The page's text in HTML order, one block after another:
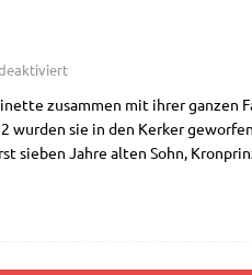
zusam­men mit ihrer gan­zen
wur­den sie in den Ker­ker
sie­ben Jah­re alten Sohn,